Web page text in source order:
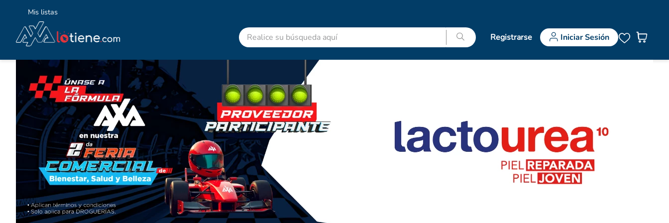
Mis listas
Realice su búsqueda aquí
Registrarse Iniciar Sesión
acetaminofen
colgate
4.
cyclofem
5.
shampoo
6.
pedialyte
7.
dolex
8.
desodorante
9. clotrimazol